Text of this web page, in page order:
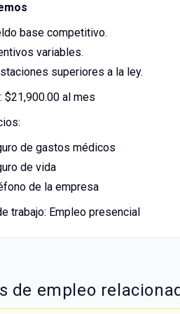
base competitivo.
variables.
superiores a la ley.
$21,900.00 al mes
de gastos médicos
de vida
de la empresa
trabajo: Empleo presencial
de empleo